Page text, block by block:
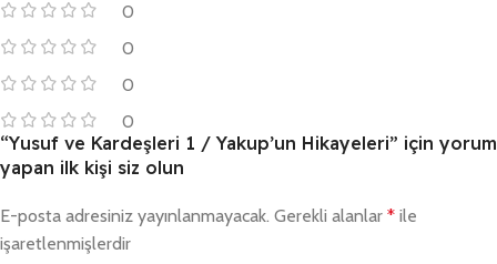
0
0
0
0
“Yusuf ve Kardeşleri 1 / Yakup’un Hikayeleri” için yorum
yapan ilk kişi siz olun
E-posta adresiniz yayınlanmayacak. Gerekli alanlar * ile
işaretlenmişlerdir